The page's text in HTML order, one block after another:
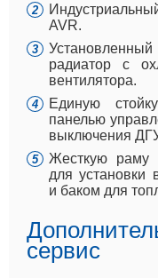
AVR.
радиатор с
вентилятора.
Единую
панелью
выключения
Жесткую раму
для установки
и баком для
сервис